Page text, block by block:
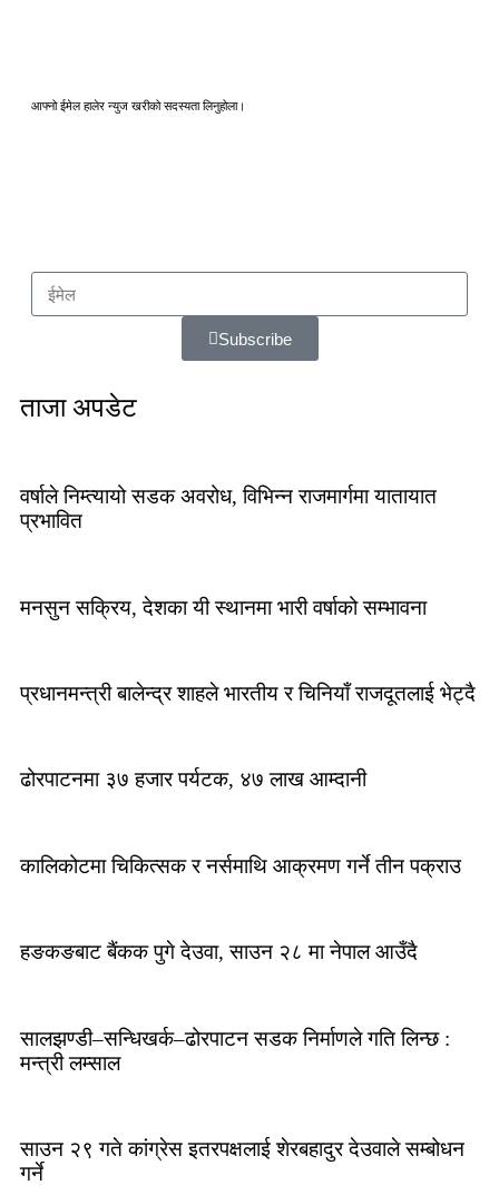
आफ्नो ईमेल हालेर न्युज खरीको सदस्यता लिनुहोला।
Subscribe
ताजा अपडेट
वर्षाले निम्त्यायो सडक अवरोध, विभिन्न राजमार्गमा यातायात
प्रभावित
मनसुन सक्रिय, देशका यी स्थानमा भारी वर्षाको सम्भावना
प्रधानमन्त्री बालेन्द्र शाहले भारतीय र चिनियाँ राजदूतलाई भेट्दै
ढोरपाटनमा ३७ हजार पर्यटक, ४७ लाख आम्दानी
कालिकोटमा चिकित्सक र नर्समाथि आक्रमण गर्ने तीन पक्राउ
हङकङबाट बैंकक पुगे देउवा, साउन २८ मा नेपाल आउँदै
सालझण्डी–सन्धिखर्क–ढोरपाटन सडक निर्माणले गति लिन्छ :
मन्त्री लम्साल
साउन २९ गते कांग्रेस इतरपक्षलाई शेरबहादुर देउवाले सम्बोधन
गर्ने